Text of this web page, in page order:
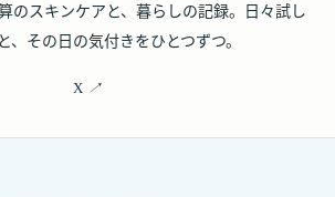
のスキンケアと、暮らしの記録。日々試し
、その日の気付きをひとつずつ。
X ↗